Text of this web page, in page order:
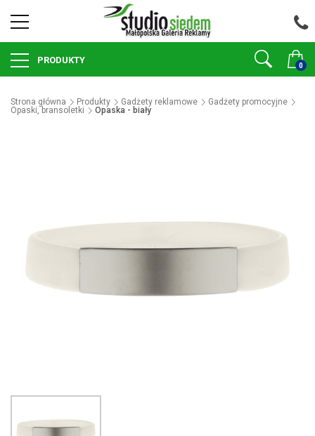
0
PRODUKTY
Strona główna Produkty Gadżety reklamowe
Gadżety promocyjne
Opaski, bransoletki
Opaska - biały